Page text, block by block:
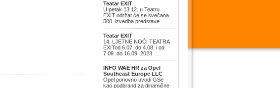
Teatar EXIT
U petak 13.12. u Teatru
EXIT održat će se svečana
500. izvedba predstave...
Teatar EXIT
14. LJETNE NOĆI TEATRA
EXITod 6.07. do 4.08. i od
7.09. do 16.09. 2023. ...
INFO WAE HR za Opel
Southeast Europe LLC
Opel ponovno uvodi GSe
kao podbrand za dinamične